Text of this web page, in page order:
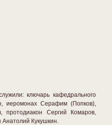
ключарь кафедрального
иеромонах Серафим (Попков),
протодиакон Сергий Комаров,
Анатолий Кукушкин.